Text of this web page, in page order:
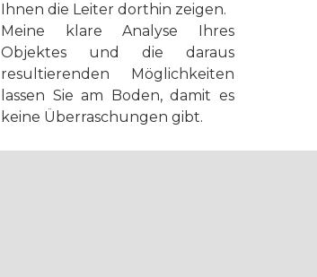
Ihnen die Leiter dorthin zeigen.
Meine klare Analyse Ihres
Objektes und die daraus
resultierenden Möglichkeiten
lassen Sie am Boden, damit es
keine Überraschungen gibt.